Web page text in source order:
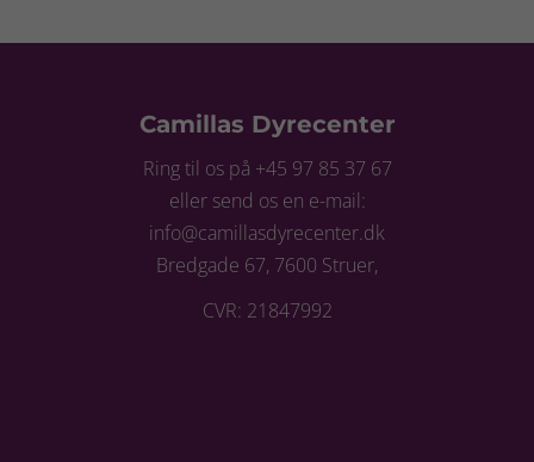
Camillas Dyrecenter
Ring til os på +45 97 85 37 67
eller send os en e-mail:
info@camillasdyrecenter.dk
Bredgade 67, 7600 Struer,
CVR: 21847992